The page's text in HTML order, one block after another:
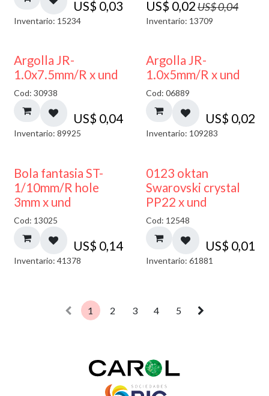
US$ 0,03
Inventario: 15234
US$ 0,02US$0,04
Inventario: 13709
Argolla JR-
1.0x7.5mm/R x und
Cod: 30938
US$ 0,04
Inventario: 89925
Argolla JR-
1.0x5mm/R x und
Cod: 06889
US$ 0,02
Inventario: 109283
Bola fantasia ST-
1/10mm/R hole
3mm x und
Cod: 13025
US$ 0,14
Inventario: 41378
0123 oktan
Swarovski crystal
PP22 x und
Cod: 12548
US$ 0,01
Inventario: 61881
1 2 3 4 5